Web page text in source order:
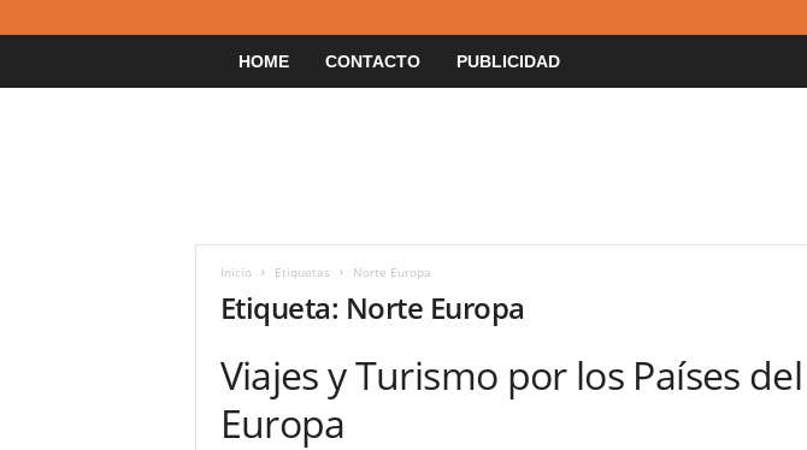
HOME CONTACTO PUBLICIDAD
Inicio Etiquetas Norte Europa
Etiqueta: Norte Europa
Viajes y Turismo por los Países
Europa